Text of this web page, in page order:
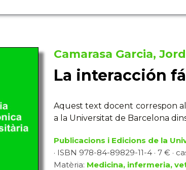
Camarasa Garcia,
La interacción
Aquest text docent correspon
a la Universitat de Barcelona
Publicacions i Edicions de la
· ISBN 978-84-89829-11-4 · 7 € ·
Matèria: Medicina, infermeria,